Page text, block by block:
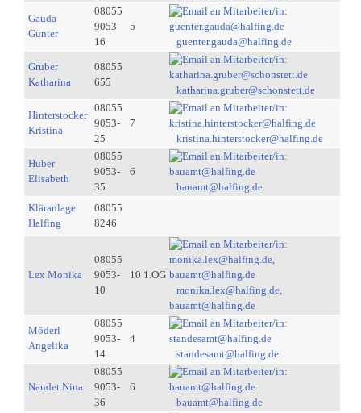
Gauda
Günter
08055
9053-
16
5
guenter.gauda@halfing.de
Gruber
Katharina
08055
655
katharina.gruber@schonstett.de
Hinterstocker
Kristina
08055
9053-
25
7
kristina.hinterstocker@halfing.de
Huber
Elisabeth
08055
9053-
35
6
bauamt@halfing.de
Kläranlage
Halfing
08055
8246
Lex Monika
08055
9053-
10
10 1.OG
monika.lex@halfing.de,
bauamt@halfing.de
Möderl
Angelika
08055
9053-
14
4
standesamt@halfing.de
Naudet Nina
08055
9053-
36
6
bauamt@halfing.de